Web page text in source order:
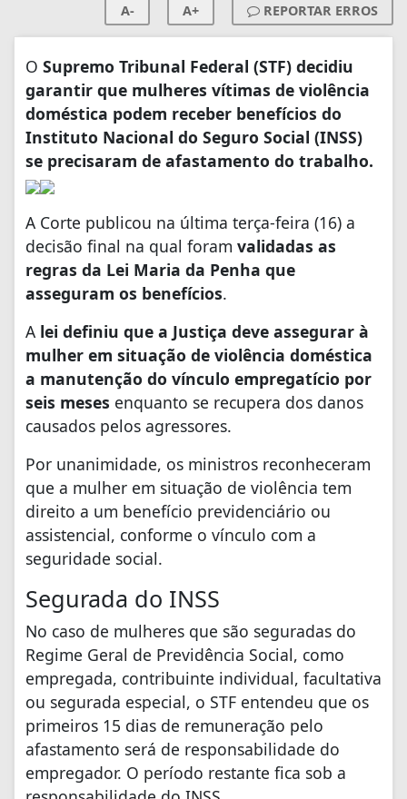
A- A+ REPORTAR ERROS
O Supremo Tribunal Federal (STF) decidiu
garantir que mulheres vítimas de violência
doméstica podem receber benefícios do
Instituto Nacional do Seguro Social (INSS)
se precisaram de afastamento do trabalho.
A Corte publicou na última terça-feira (16) a
decisão final na qual foram validadas as
regras da Lei Maria da Penha que
asseguram os benefícios.
A lei definiu que a Justiça deve assegurar à
mulher em situação de violência doméstica
a manutenção do vínculo empregatício por
seis meses enquanto se recupera dos danos
causados pelos agressores.
Por unanimidade, os ministros reconheceram
que a mulher em situação de violência tem
direito a um benefício previdenciário ou
assistencial, conforme o vínculo com a
seguridade social.
Segurada do INSS
No caso de mulheres que são seguradas do
Regime Geral de Previdência Social, como
empregada, contribuinte individual, facultativa
ou segurada especial, o STF entendeu que os
primeiros 15 dias de remuneração pelo
afastamento será de responsabilidade do
empregador. O período restante fica sob a